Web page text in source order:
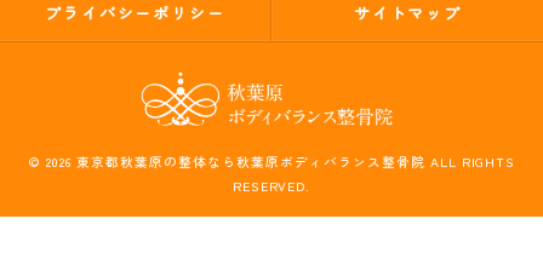
プライバシーポリシー サイトマップ
© 2026 東京都秋葉原の整体なら秋葉原ボディバランス整骨院 ALL RIGHTS
RESERVED.